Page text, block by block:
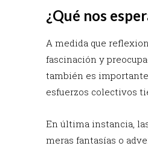
¿Qué nos
A medida que
fascinación y
también es
esfuerzos colectivos
En última instancia,
meras fantasías o